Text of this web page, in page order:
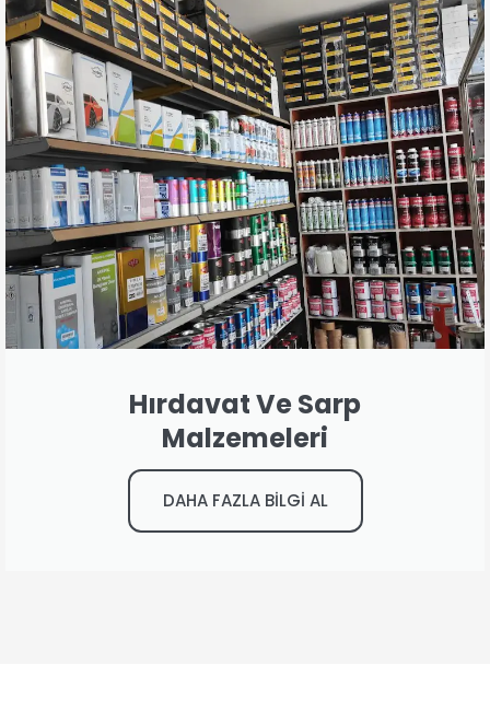
Hırdavat Ve Sarp
Malzemeleri
DAHA FAZLA BİLGİ AL